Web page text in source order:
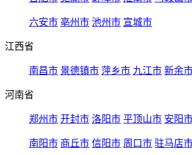
六安市 亳州市 池州市 宣城市
江西省
南昌市 景德镇市 萍乡市 九江市 新余
河南省
郑州市 开封市 洛阳市 平顶山市 安阳
南阳市 商丘市 信阳市 周口市 驻马店